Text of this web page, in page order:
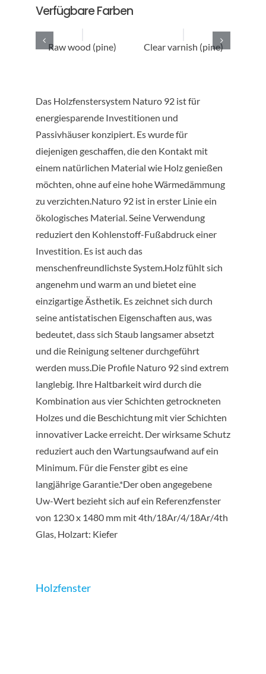
Verfügbare Farben
Raw wood (pine) Clear varnish (pine)
Das Holzfenstersystem Naturo 92 ist für
energiesparende Investitionen und
Passivhäuser konzipiert. Es wurde für
diejenigen geschaffen, die den Kontakt mit
einem natürlichen Material wie Holz genießen
möchten, ohne auf eine hohe Wärmedämmung
zu verzichten.Naturo 92 ist in erster Linie ein
ökologisches Material. Seine Verwendung
reduziert den Kohlenstoff-Fußabdruck einer
Investition. Es ist auch das
menschenfreundlichste System.Holz fühlt sich
angenehm und warm an und bietet eine
einzigartige Ästhetik. Es zeichnet sich durch
seine antistatischen Eigenschaften aus, was
bedeutet, dass sich Staub langsamer absetzt
und die Reinigung seltener durchgeführt
werden muss.Die Profile Naturo 92 sind extrem
langlebig. Ihre Haltbarkeit wird durch die
Kombination aus vier Schichten getrockneten
Holzes und die Beschichtung mit vier Schichten
innovativer Lacke erreicht. Der wirksame Schutz
reduziert auch den Wartungsaufwand auf ein
Minimum. Für die Fenster gibt es eine
langjährige Garantie.*Der oben angegebene
Uw-Wert bezieht sich auf ein Referenzfenster
von 1230 x 1480 mm mit 4th/18Ar/4/18Ar/4th
Glas, Holzart: Kiefer
Holzfenster